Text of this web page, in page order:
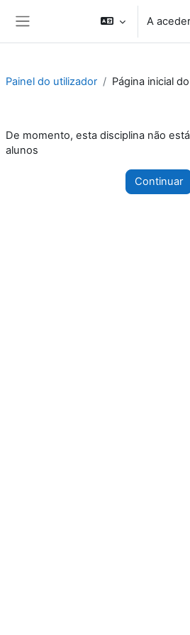
A
Painel do utilizador Página inicial
De momento, esta disciplina não
alunos
Continuar